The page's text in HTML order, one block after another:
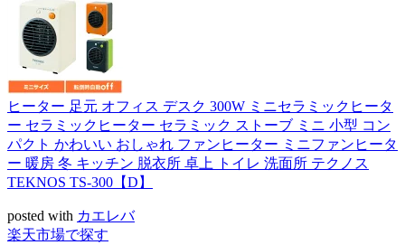
ヒーター 足元 オフィス デスク 300W ミニセラミックヒータ
ー セラミックヒーター セラミック ストーブ ミニ 小型 コン
パクト かわいい おしゃれ ファンヒーター ミニファンヒータ
ー 暖房 冬 キッチン 脱衣所 卓上 トイレ 洗面所 テクノス
TEKNOS TS-300【D】
posted with カエレバ
楽天市場で探す